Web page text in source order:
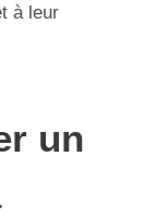
à leur
un